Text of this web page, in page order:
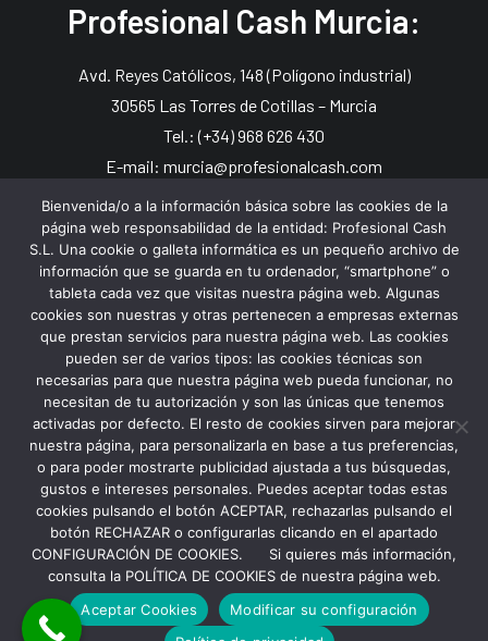
Profesional Cash Murcia:
Avd. Reyes Católicos, 148 (Polígono industrial)
30565 Las Torres de Cotillas – Murcia
Tel.: (+34) 968 626 430
E-mail: murcia@profesionalcash.com
Profesional Cash Almansa
C/ Albacete, 11
02640 Almansa – Albacete
Tel.: (+34) 663 95 59 10
Copyright Profesional Cash S.L 2022Aviso Legal y Política de Privacidad
Política de Cookies
Bienvenida/o a la información básica sobre las cookies de la
página web responsabilidad de la entidad: Profesional Cash
S.L. Una cookie o galleta informática es un pequeño archivo de
información que se guarda en tu ordenador, “smartphone” o
tableta cada vez que visitas nuestra página web. Algunas
cookies son nuestras y otras pertenecen a empresas externas
que prestan servicios para nuestra página web. Las cookies
pueden ser de varios tipos: las cookies técnicas son
necesarias para que nuestra página web pueda funcionar, no
necesitan de tu autorización y son las únicas que tenemos
activadas por defecto. El resto de cookies sirven para mejorar
nuestra página, para personalizarla en base a tus preferencias,
o para poder mostrarte publicidad ajustada a tus búsquedas,
gustos e intereses personales. Puedes aceptar todas estas
cookies pulsando el botón ACEPTAR, rechazarlas pulsando el
botón RECHAZAR o configurarlas clicando en el apartado
CONFIGURACIÓN DE COOKIES. Si quieres más información,
consulta la POLÍTICA DE COOKIES de nuestra página web.
Aceptar Cookies
Modificar su configuración